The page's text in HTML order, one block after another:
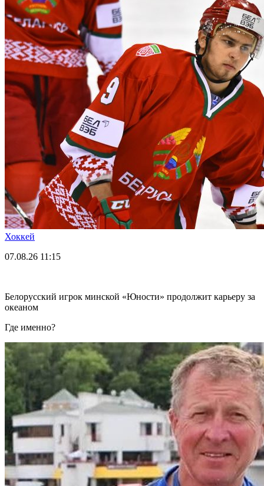
Хоккей
07.08.26 11:15
Белорусский игрок минской «Юности» продолжит карьеру за
океаном
Где именно?